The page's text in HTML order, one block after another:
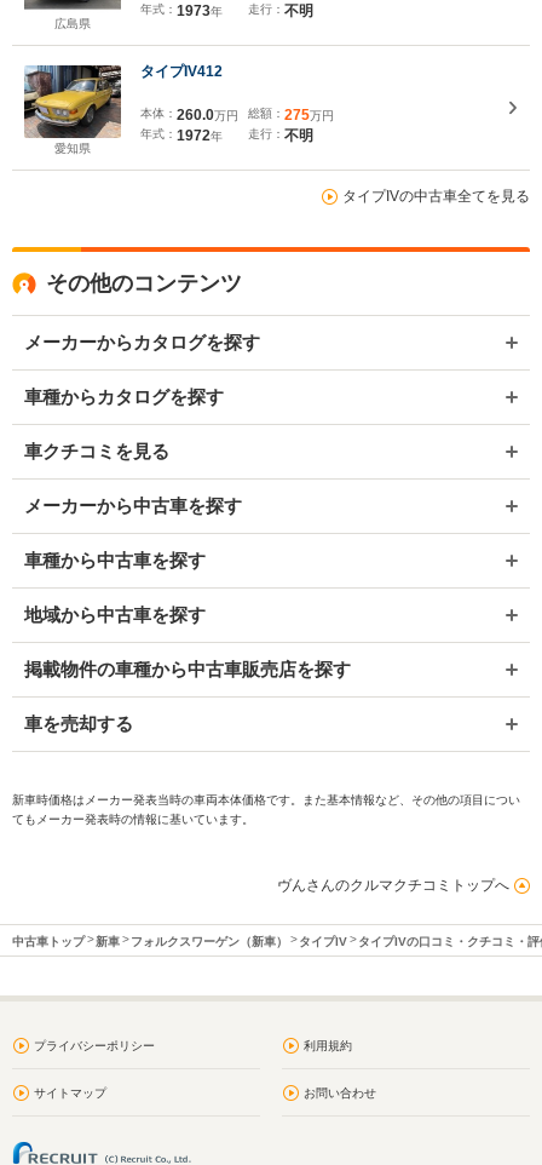
広島県
年式： 1973年
走行： 不明
愛知県
タイプIV412
本体： 260.0万円
年式： 1972年
総額： 275万円
走行： 不明
タイプIVの中古車全てを見る
その他のコンテンツ
メーカーからカタログを探す
車種からカタログを探す
車クチコミを見る
メーカーから中古車を探す
車種から中古車を探す
地域から中古車を探す
掲載物件の車種から中古車販売店を探す
車を売却する
新車時価格はメーカー発表当時の車両本体価格です。また基本情報など、その他の項目につい
てもメーカー発表時の情報に基いています。
ヴんさんのクルマクチコミトップへ
中古車トップ 新車 フォルクスワーゲン（新車） タイプIV タイプIVの口コミ・クチコミ・
プライバシーポリシー 利用規約
サイトマップ お問い合わせ